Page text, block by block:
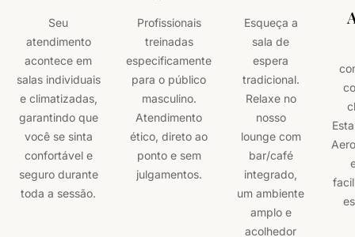
Seu
atendimento
acontece em
salas individuais
e climatizadas,
garantindo que
você se sinta
confortável e
seguro durante
toda a sessão.
Profissionais
treinadas
especificamente
para o público
masculino.
Atendimento
ético, direto ao
ponto e sem
julgamentos.
Esqueça a
sala de
espera
tradicional.
Relaxe no
nosso
lounge com
bar/café
integrado,
um ambiente
amplo e
acolhedor